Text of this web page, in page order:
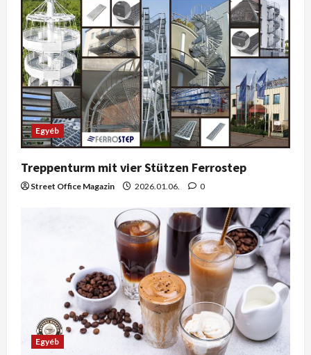
Egyéb
Treppenturm mit vier Stützen Ferrostep
Street Office Magazin 2026.01.06. 0
Egyéb